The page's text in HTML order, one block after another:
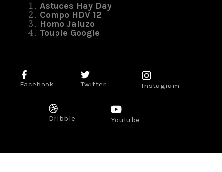
Astuces Hay Day
Compo HDV 12
Homo Jaluzo
Toupie Google
Facebook Twitter Instagram
Dribble YouTube